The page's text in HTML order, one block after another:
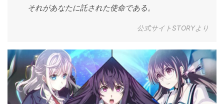
それがあなたに託された使命である。
公式サイトSTORYより